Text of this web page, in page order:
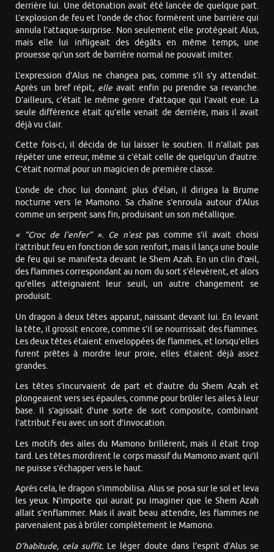
derrière lui. Une détonation avait été lancée de quelque part.
L’explosion de feu et l’onde de choc formèrent une barrière qui
annula l’attaque-surprise. Non seulement elle protégeait Alus,
mais elle lui infligeait des dégâts en même temps, une
prouesse qu’un sort de barrière normal ne pouvait imiter.
L’expression d’Alus ne changea pas, comme s’il s’y attendait.
Après un bref répit, elleavait enfin pu prendre sa revanche.
D’ailleurs, c’était le même genre d’attaque qui l’avait eue. La
seule différence était qu’elle venait de derrière, mais il avait
déjà vu clair.
Cette fois-ci, il décida de lui laisser le soutien. Il n’allait pas
répéter une erreur, même si c’était celle de quelqu’un d’autre.
C’était normal pour un magicien de première classe.
L’onde de choc lui donnant plus d’élan, il dirigea la Brume
nocturne vers le Mamono. Sa chaîne s’enroula autour d’Alus
comme un serpent sans fin, produisant un son métallique.
« “Croc de l’enfer” ». Ce n’est pas comme s’il avait choisi
l’attribut feu en fonction de son renfort, mais il lança une boule
de feu qui se manifesta devant le Shem Azah. En un clin d’œil,
des flammes correspondant au nom du sort s’élevèrent, et alors
qu’elles atteignaient leur seuil, un autre changement se
produisit.
Un dragon à deux têtes apparut, naissant devant lui. En levant
la tête, il grossit encore, comme s’il se nourrissait des flammes.
Les deux têtes étaient enveloppées de flammes, et lorsqu’elles
furent prêtes à mordre leur proie, elles étaient déjà assez
grandes.
Les têtes s’incurvaient de part et d’autre du Shem Azah et
plongeaient vers ses épaules, comme pour brûler les ailes à leur
base. Il s’agissait d’une sorte de sort composite, combinant
l’attribut Feu avec un sort d’invocation.
Les motifs des ailes du Mamono brillèrent, mais il était trop
tard. Les têtes mordirent le corps massif du Mamono avant qu’il
ne puisse s’échapper vers le haut.
Après cela, le dragon s’immobilisa. Alus se posa sur le sol et leva
les yeux. N’importe qui aurait pu imaginer que le Shem Azah
allait s’enflammer. Mais il avait beau attendre, les flammes ne
parvenaient pas à brûler complètement le Mamono.
D’habitude, cela suffit. Le léger doute dans l’esprit d’Alus se